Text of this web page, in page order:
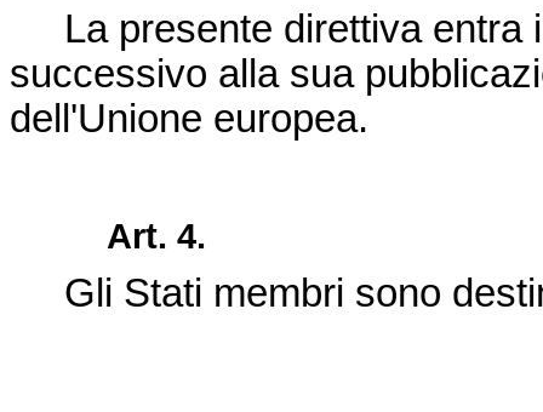
La presente direttiva entra
successivo alla sua
dell'Unione europea.
Art. 4.
Gli Stati membri sono